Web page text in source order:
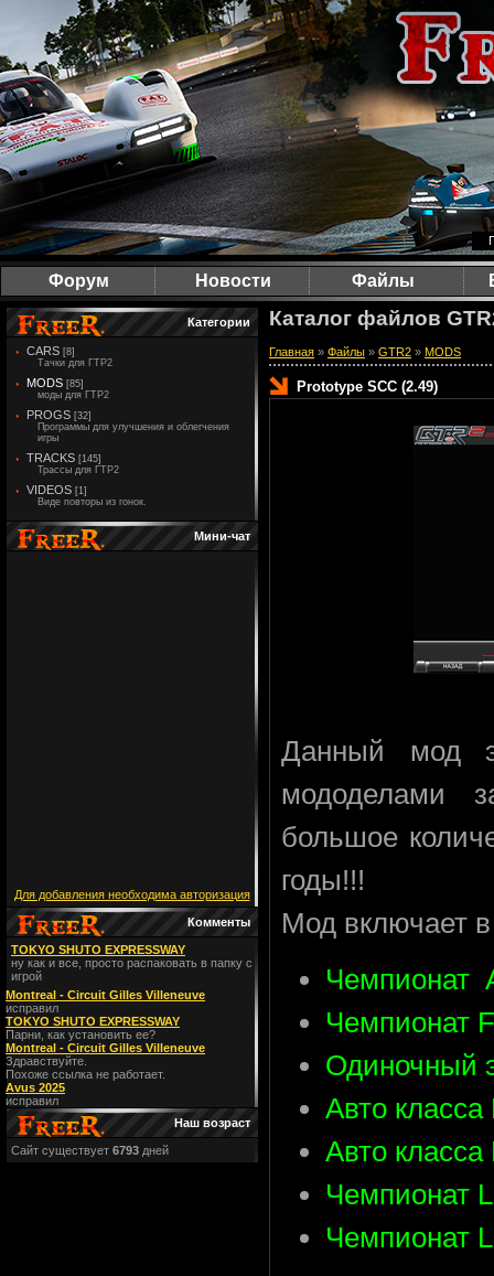
Форум Новости Файлы
Категории
CARS [8]
Тачки для ГТР2
MODS [85]
моды для ГТР2
PROGS [32]
Программы для улучшения и облегчения
игры
TRAСKS [145]
Трассы для ГТР2
VIDEOS [1]
Виде повторы из гонок.
Мини-чат
Для добавления необходима авторизация
Комменты
TOKYO SHUTO EXPRESSWAY
ну как и все, просто распаковать в папку с
игрой
Montreal - Circuit Gilles Villeneuve
исправил
TOKYO SHUTO EXPRESSWAY
Парни, как установить ее?
Montreal - Circuit Gilles Villeneuve
Здравствуйте.
Похоже ссылка не работает.
Avus 2025
исправил
Наш возраст
Сайт существует 6793 дней
Каталог файлов
Главная » Файлы » GTR2 » MODS
Prototype SCC (2.49)
Данный мод
мододелами
большое
годы!!!
Мод включает
Чемпионат
Чемпионат
Одиночный
Авто класса
Авто класса
Чемпионат
Чемпионат